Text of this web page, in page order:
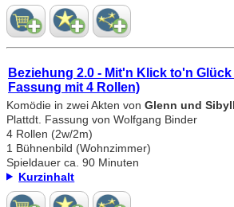
Beziehung 2.0 - Mit'n Klick to'n
Fassung mit 4 Rollen)
Komödie in zwei Akten von Glenn und
Plattdt. Fassung von Wolfgang Binder
4 Rollen (2w/2m)
1 Bühnenbild (Wohnzimmer)
Spieldauer ca. 90 Minuten
Kurzinhalt